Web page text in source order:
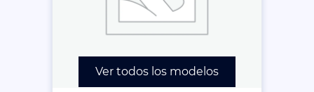
Ver todos los modelos